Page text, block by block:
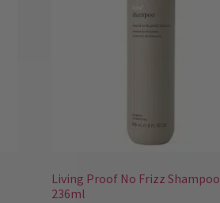
Living Proof No Frizz Shampoo
236ml